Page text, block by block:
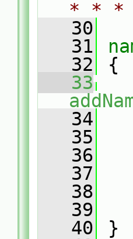
* *
   30
   31
   32
{
   33
   34
   35
   36
   37
   38
   39
   40
}